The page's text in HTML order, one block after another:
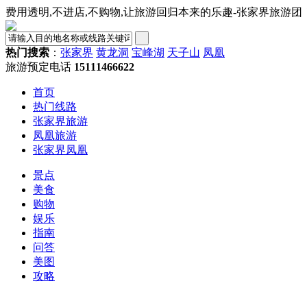
费用透明,不进店,不购物,让旅游回归本来的乐趣-张家界旅游团
热门搜索 ： 张家界 黄龙洞 宝峰湖 天子山 凤凰
旅游预定电话 15111466622
首页
热门线路
张家界旅游
凤凰旅游
张家界凤凰
景点
美食
购物
娱乐
指南
问答
美图
攻略